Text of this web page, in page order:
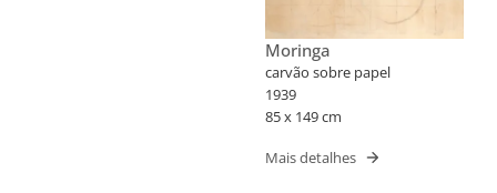
Moringa
carvão sobre papel
1939
85 x 149 cm
Mais detalhes